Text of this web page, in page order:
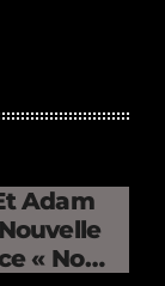
Adam
« No